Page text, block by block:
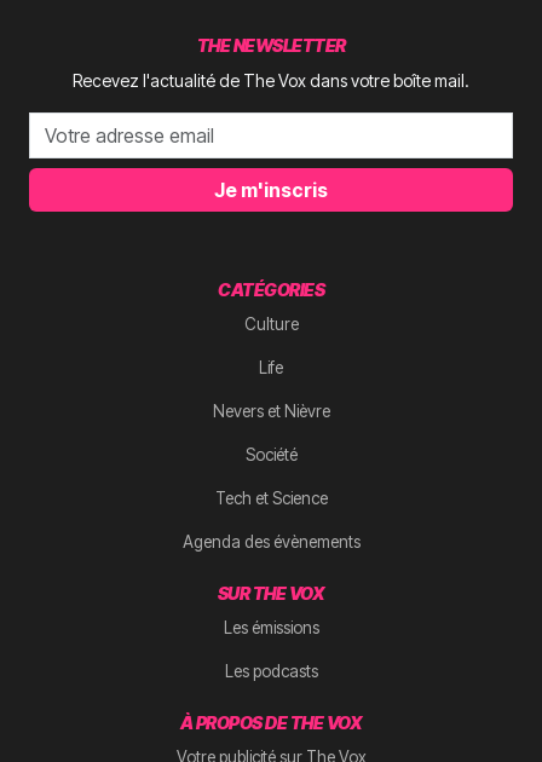
THE NEWSLETTER
Recevez l'actualité de The Vox dans votre boîte mail.
Je m'inscris
CATÉGORIES
Culture
Life
Nevers et Nièvre
Société
Tech et Science
Agenda des évènements
SUR THE VOX
Les émissions
Les podcasts
À PROPOS DE THE VOX
Votre publicité sur The Vox